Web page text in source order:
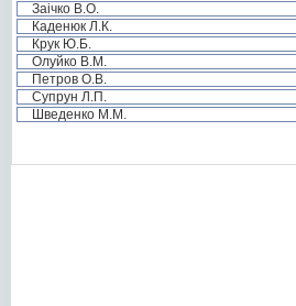
Заічко В.О.
Каденюк Л.К.
Крук Ю.Б.
Олуйко В.М.
Петров О.В.
Супрун Л.П.
Шведенко М.М.